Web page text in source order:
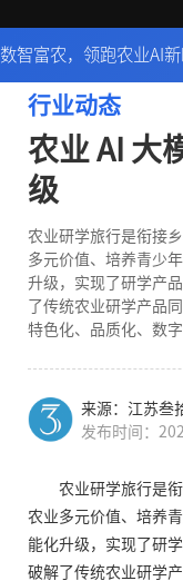
数智富农，领跑农业AI新
行业动态
农业 AI 大
级
农业研学旅行是衔接
多元价值、培养青少
升级，实现了研学产
了传统农业研学产品
特色化、品质化、数字
来源：江苏叁
发布时间：
农业研学旅行是
农业多元价值、培养
能化升级，实现了研
破解了传统农业研学